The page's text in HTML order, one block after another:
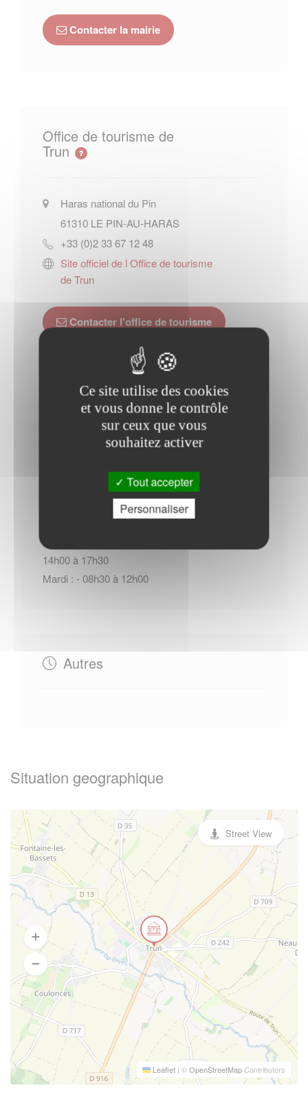
Contacter la mairie
Office de tourisme de
Trun
Haras national du Pin
61310 LE PIN-AU-HARAS
+33 (0)2 33 67 12 48
Site officiel de l Office de tourisme
de Trun
Contacter l'office de tourisme
Horaires Mairie
Lundi : - 08h30 à 12h00 - 14h00 à 17h30
14h00 à 17h30
Mardi : - 08h30 à 12h00
Autres
Situation geographique
Leaflet | ©OpenStreetMapContributors
Street View
Ce site utilise des cookies
et vous donne le contrôle
sur ceux que vous
souhaitez activer
Tout accepter
Personnaliser